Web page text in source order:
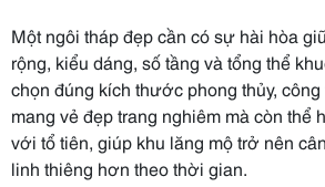
Một ngôi tháp đẹp cần có sự hài hòa
rộng, kiểu dáng, số tầng và tổng thể
chọn đúng kích thước phong thủy,
mang vẻ đẹp trang nghiêm mà còn thể
với tổ tiên, giúp khu lăng mộ trở nên
linh thiêng hơn theo thời gian.